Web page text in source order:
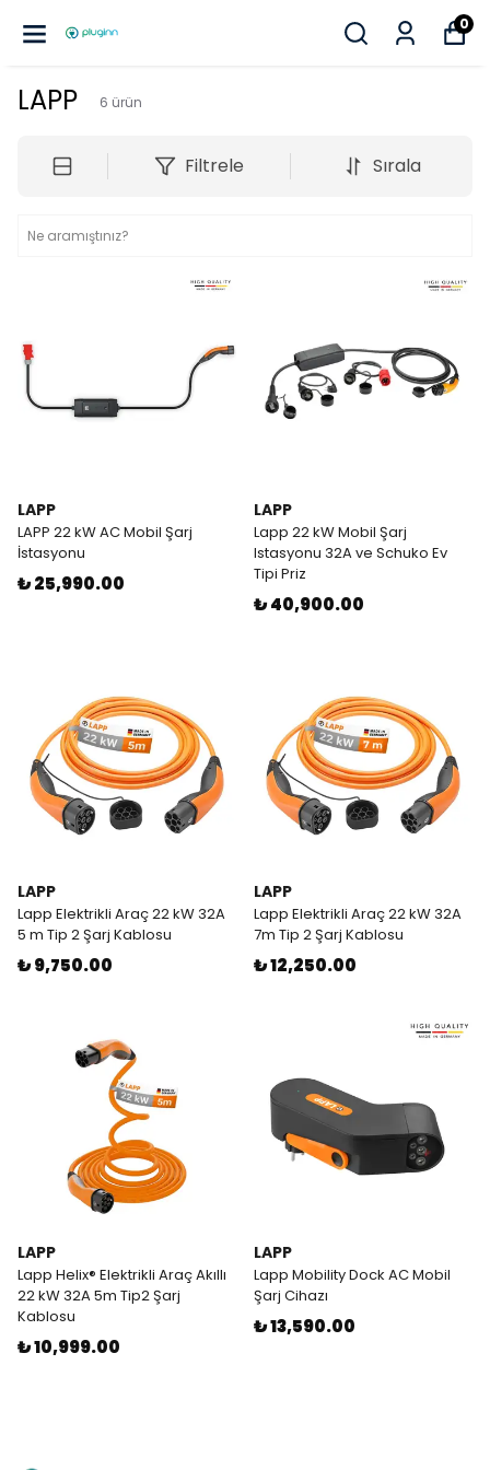
0
LAPP 6 ürün
Filtrele Sırala
LAPP
LAPP 22 kW AC Mobil Şarj
İstasyonu
₺ 25,990.00
LAPP
Lapp 22 kW Mobil Şarj
Istasyonu 32A ve Schuko Ev
Tipi Priz
₺ 40,900.00
LAPP
Lapp Elektrikli Araç 22 kW 32A
5 m Tip 2 Şarj Kablosu
₺ 9,750.00
LAPP
Lapp Elektrikli Araç 22 kW 32A
7m Tip 2 Şarj Kablosu
₺ 12,250.00
LAPP
Lapp Helix® Elektrikli Araç Akıllı
22 kW 32A 5m Tip2 Şarj
Kablosu
₺ 10,999.00
LAPP
Lapp Mobility Dock AC Mobil
Şarj Cihazı
₺ 13,590.00